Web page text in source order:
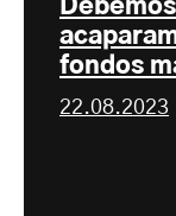
fondos
22.08.2023